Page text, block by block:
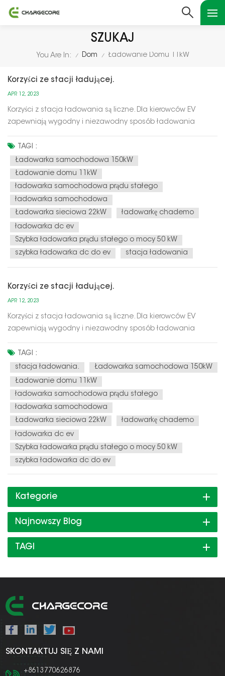
SZUKAJ
You Are In: / Dom / Ładowanie Domu 11kW
Korzyści ze stacji ładującej.
APR 12, 2023
Korzyści z stacja ładowania są liczne. Dla kierowców EV
zapewniają wygodny i niezawodny sposób ładowania
dłuższych dystansów bez martwienia się o wyczerpanie
energii. Dla firm stacja ładująca może przyciągać nowych
klientów i zapewniać cenne usługi...
TAGI :
Ładowarka samochodowa 150kW
Ładowanie domu 11kW
ładowarka samochodowa prądu stałego
ładowarka samochodowa
Ładowarka sieciowa 22kW
ładowarkę chademo
ładowarka dc ev
Szybka ładowarka prądu stałego o mocy 50 kW
szybka ładowarka dc do ev
stacja ładowania
Korzyści ze stacji ładującej.
APR 12, 2023
Korzyści z stacja ładowania są liczne. Dla kierowców EV
zapewniają wygodny i niezawodny sposób ładowania
dłuższych dystansów bez martwienia się o wyczerpanie
energii. Dla firm stacja ładująca może przyciągać nowych
klientów i zapewniać cenne usługi...
TAGI :
stacja ładowania.
Ładowarka samochodowa 150kW
Ładowanie domu 11kW
ładowarka samochodowa prądu stałego
ładowarka samochodowa
Ładowarka sieciowa 22kW
ładowarkę chademo
ładowarka dc ev
Szybka ładowarka prądu stałego o mocy 50 kW
szybka ładowarka dc do ev
Kategorie
Najnowszy Blog
TAGI
SKONTAKTUJ SIĘ Z NAMI
+8613770626876